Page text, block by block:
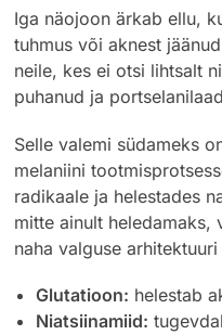
Iga näojoon ärkab ellu,
tuhmus või aknest
neile, kes ei otsi lihtsalt
puhanud ja
Selle valemi südameks
melaniini
radikaale ja helestades
mitte ainult heledamaks,
naha valguse
Glutatioon: helestab
Niatsiinamiid: